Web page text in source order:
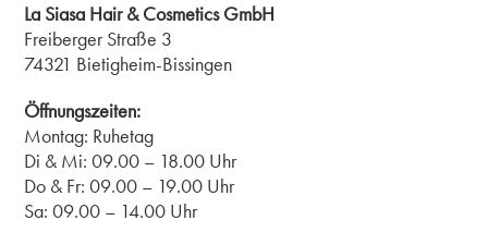
La Siasa Hair & Cosmetics GmbH
Freiberger Straße 3
74321 Bietigheim-Bissingen
Öffnungszeiten:
Montag: Ruhetag
Di & Mi: 09.00 – 18.00 Uhr
Do & Fr: 09.00 – 19.00 Uhr
Sa: 09.00 – 14.00 Uhr